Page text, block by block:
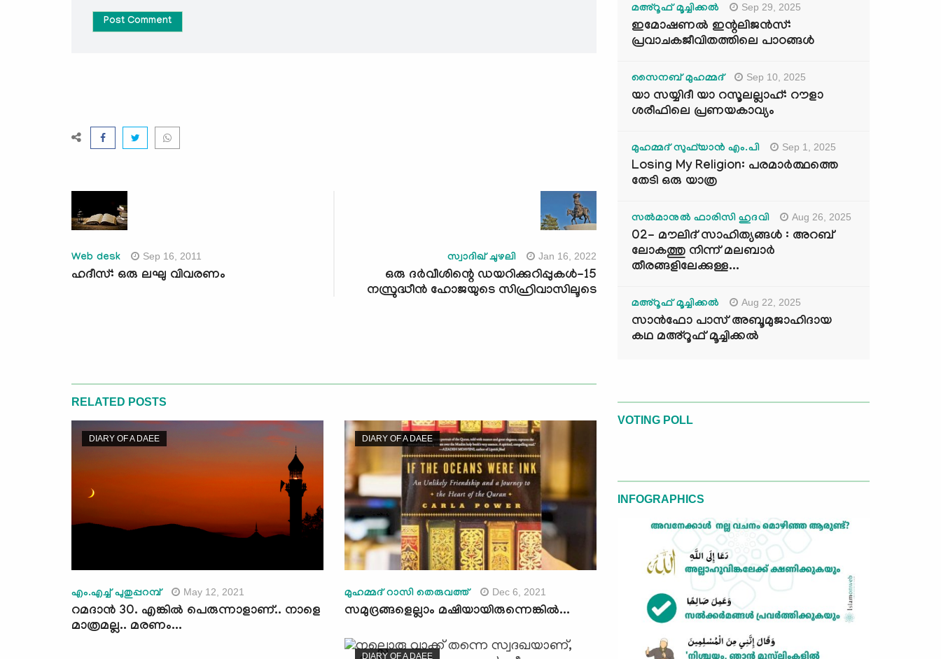
Post Comment
Web desk Sep 16, 2011
ഹദീസ്: ഒരു ലഘു വിവരണം
സ്വാദിഖ് ചുഴലി Jan 16, 2022
ഒരു ദർവീശിന്റെ ഡയറിക്കുറിപ്പുകൾ-15
നസ്രുദ്ധീൻ ഹോജയുടെ സിഹ്രിവാസിലൂടെ
RELATED POSTS
DIARY OF A DAEE
എം.എച്ച് പുതുപ്പറമ്പ് May 12, 2021
റമദാന്‍ 30. എങ്കില്‍ പെരുന്നാളാണ്.. നാളെ
മാത്രമല്ല.. മരണം...
DIARY OF A DAEE
മുഹമ്മദ് റാസി തെരുവത്ത് Dec 6, 2021
സമുദ്രങ്ങളെല്ലാം മഷിയായിരുന്നെങ്കില്‍...
DIARY OF A DAEE
മഅ്റൂഫ് മൂച്ചിക്കല്‍ Sep 29, 2025
ഇമോഷണൽ ഇന്റലിജൻസ്:
പ്രവാചകജീവിതത്തിലെ പാഠങ്ങൾ
സൈനബ് മുഹമ്മദ് Sep 10, 2025
യാ സയ്യിദീ യാ റസൂലല്ലാഹ്: റൗളാ
ശരീഫിലെ പ്രണയകാവ്യം
മുഹമ്മദ് സുഫ്‌യാൻ എം.പി Sep 1, 2025
Losing My Religion: പരമാർത്ഥത്തെ
തേടി ഒരു യാത്ര
സൽമാനുൽ ഫാരിസി ഹുദവി Aug 26, 2025
02- മൗലിദ് സാഹിത്യങ്ങൾ : അറബ്
ലോകത്തു നിന്ന് മലബാർ
തീരങ്ങളിലേക്കുള്ള...
മഅ്റൂഫ് മൂച്ചിക്കല്‍ Aug 22, 2025
സാൻഫോ പാസ് അബൂമുജാഹിദായ
കഥ മഅ്റൂഫ് മൂച്ചിക്കല്‍
VOTING POLL
INFOGRAPHICS